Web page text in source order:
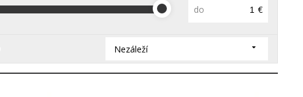
do €
Nezáleží